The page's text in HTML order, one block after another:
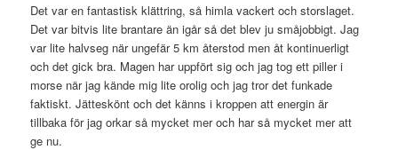
Det var en fantastisk klättring, så himla vackert och storslaget.
Det var bitvis lite brantare än igår så det blev ju småjobbigt. Jag
var lite halvseg när ungefär 5 km återstod men åt kontinuerligt
och det gick bra. Magen har uppfört sig och jag tog ett piller i
morse när jag kände mig lite orolig och jag tror det funkade
faktiskt. Jätteskönt och det känns i kroppen att energin är
tillbaka för jag orkar så mycket mer och har så mycket mer att
ge nu.